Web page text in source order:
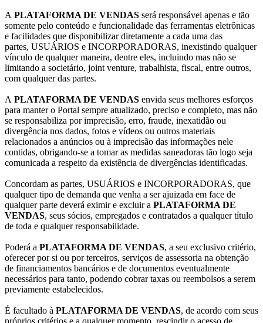
A PLATAFORMA DE VENDAS será responsável apenas e tão
somente pelo conteúdo e funcionalidade das ferramentas eletrônicas
e facilidades que disponibilizar diretamente a cada uma das
partes, USUÁRIOS e INCORPORADORAS, inexistindo qualquer
vínculo de qualquer maneira, dentre eles, incluindo mas não se
limitando a societário, joint venture, trabalhista, fiscal, entre outros,
com qualquer das partes.
A PLATAFORMA DE VENDAS envida seus melhores esforços
para manter o Portal sempre atualizado, preciso e completo, mas não
se responsabiliza por imprecisão, erro, fraude, inexatidão ou
divergência nos dados, fotos e vídeos ou outros materiais
relacionados a anúncios ou à imprecisão das informações nele
contidas, obrigando-se a tomar as medidas saneadoras tão logo seja
comunicada a respeito da existência de divergências identificadas.
Concordam as partes, USUÁRIOS e INCORPORADORAS, que
qualquer tipo de demanda que venha a ser ajuizada em face de
qualquer parte deverá eximir e excluir a PLATAFORMA DE
VENDAS, seus sócios, empregados e contratados a qualquer título
de toda e qualquer responsabilidade.
Poderá a PLATAFORMA DE VENDAS, a seu exclusivo critério,
oferecer por si ou por terceiros, serviços de assessoria na obtenção
de financiamentos bancários e de documentos eventualmente
necessários para tanto, podendo cobrar taxas ou reembolsos a serem
previamente estabelecidos.
É facultado à PLATAFORMA DE VENDAS, de acordo com seus
próprios critérios e a qualquer momento, rescindir o acesso de